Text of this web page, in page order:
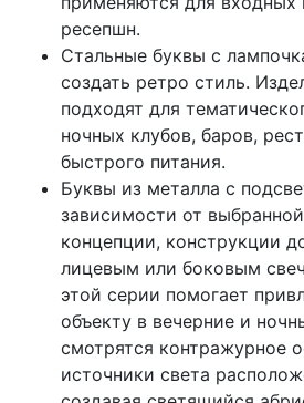
ресепшн.
Стальные буквы с
создать ретро стиль.
подходят для
ночных клубов, баров,
быстрого питания.
Буквы из металла с
зависимости от
концепции, конструкции
лицевым или боковым
этой серии помогает
объекту в вечерние и
смотрятся контражурное
источники света